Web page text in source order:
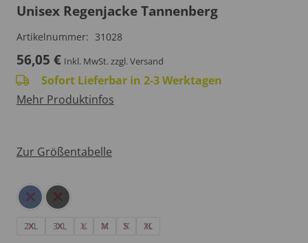
Unisex Regenjacke Tannenberg
Artikelnummer: 31028
56,05 € Inkl. MwSt.zzgl. Versand
Sofort Lieferbar in 2-3 Werktagen
Mehr Produktinfos
Zur Größentabelle
2XL 3XL L M S XL